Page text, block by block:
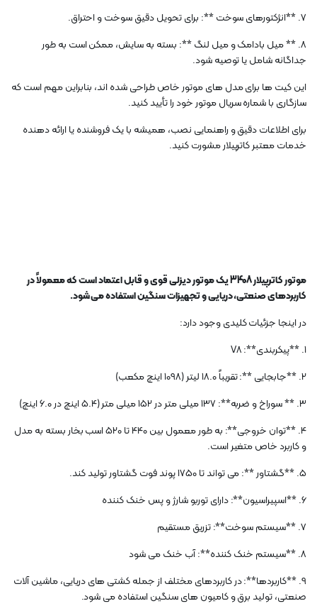
7. **انژکتورهای سوخت **: برای تحویل دقیق سوخت و احتراق.
8. ** میل بادامک و میل لنگ **: بسته به سایش، ممکن است به طور
جداگانه شامل یا توصیه شود.
این کیت ها برای مدل های موتور خاص طراحی شده اند، بنابراین مهم است که
سازگاری با شماره سریال موتور خود را تأیید کنید.
برای اطلاعات دقیق و راهنمایی نصب، همیشه با یک فروشنده یا ارائه دهنده
خدمات معتبر کاترپیلار مشورت کنید.
موتور کاترپیلار 3408 یک موتور دیزلی قوی و قابل اعتماد است که معمولاً در
کاربردهای صنعتی، دریایی و تجهیزات سنگین استفاده می شود.
در اینجا جزئیات کلیدی وجود دارد:
1. **پیکربندی**: V8
2. **جابجایی **: تقریباً 18.0 لیتر (1098 اینچ مکعب)
3. ** سوراخ و ضربه**: 137 میلی متر در 152 میلی متر (5.4 اینچ در 6.0 اینچ)
4. **توان خروجی**: به طور معمول بین 440 تا 520 اسب بخار بسته به مدل
و کاربرد خاص متغیر است.
5. **گشتاور **: می تواند تا 1750 پوند فوت گشتاور تولید کند.
6. **اسپیراسیون**: دارای توربو شارژ و پس خنک کننده
7. **سیستم سوخت**: تزریق مستقیم
8. **سیستم خنک کننده**: آب خنک می شود
9. **کاربردها**: در کاربردهای مختلف از جمله کشتی های دریایی، ماشین آلات
صنعتی، تولید برق و کامیون های سنگین استفاده می شود.